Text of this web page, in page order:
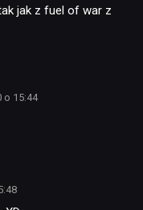
jak z fuel of war z
o 15:44